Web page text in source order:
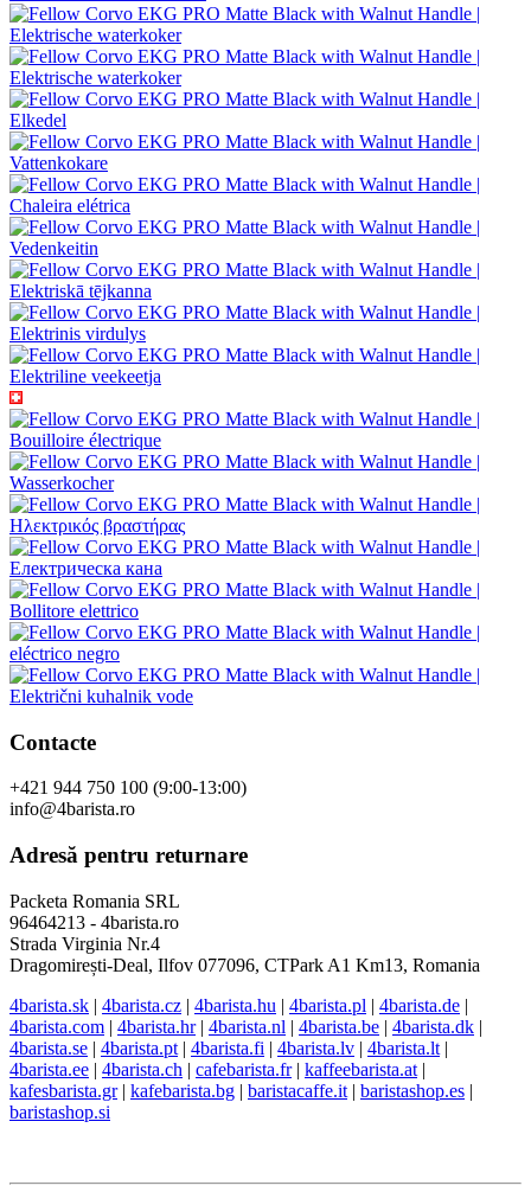
Contacte
+421 944 750 100 (9:00-13:00)
info@4barista.ro
Adresă pentru returnare
Packeta Romania SRL
96464213 - 4barista.ro
Strada Virginia Nr.4
Dragomirești-Deal, Ilfov 077096, CTPark A1 Km13, Romania
4barista.sk | 4barista.cz | 4barista.hu | 4barista.pl | 4barista.de |
4barista.com | 4barista.hr| 4barista.nl | 4barista.be | 4barista.dk |
4barista.se | 4barista.pt | 4barista.fi | 4barista.lv | 4barista.lt |
4barista.ee | 4barista.ch | cafebarista.fr| kaffeebarista.at |
kafesbarista.gr| kafebarista.bg | baristacaffe.it | baristashop.es |
baristashop.si